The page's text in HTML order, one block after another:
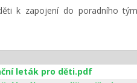
k zapojení do poradního
leták pro děti.pdf